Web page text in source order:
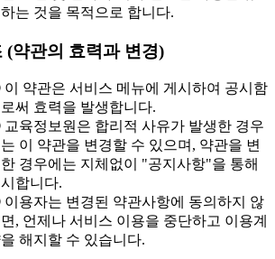
는 것을 목적으로 합니다.
(약관의 효력과 변경)
약관은 서비스 메뉴에 게시하여 공시함
써 효력을 발생합니다.
육정보원은 합리적 사유가 발생한 경우
이 약관을 변경할 수 있으며, 약관을 변
경우에는 지체없이 "공지사항"을 통해
합니다.
용자는 변경된 약관사항에 동의하지 않
, 언제나 서비스 이용을 중단하고 이용계
해지할 수 있습니다.